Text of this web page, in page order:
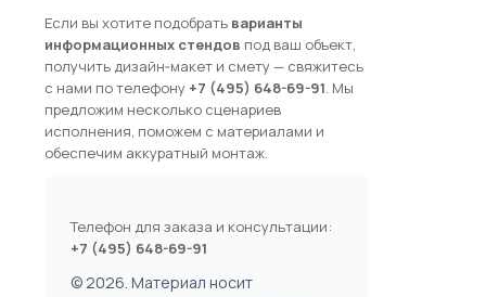
Если вы хотите подобрать варианты
информационных стендов под ваш объект,
получить дизайн‑макет и смету — свяжитесь
с нами по телефону +7 (495) 648-69-91. Мы
предложим несколько сценариев
исполнения, поможем с материалами и
обеспечим аккуратный монтаж.
Телефон для заказа и консультации:
+7 (495) 648-69-91
© 2026. Материал носит